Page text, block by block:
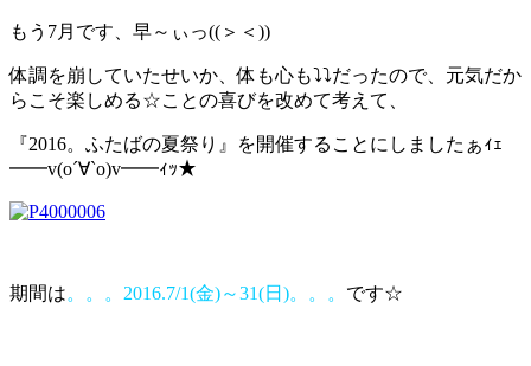
もう7月です、早～ぃっ((＞＜))
体調を崩していたせいか、体も心も⤵⤵だったので、元気だか
らこそ楽しめる☆ことの喜びを改めて考えて、
『2016。ふたばの夏祭り』を開催することにしましたぁｨｪ
━━v(o´∀`o)v━━ｨｯ★
期間は。。。2016.7/1(金)～31(日)。。。 です☆